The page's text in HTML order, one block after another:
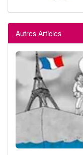
Autres Articles